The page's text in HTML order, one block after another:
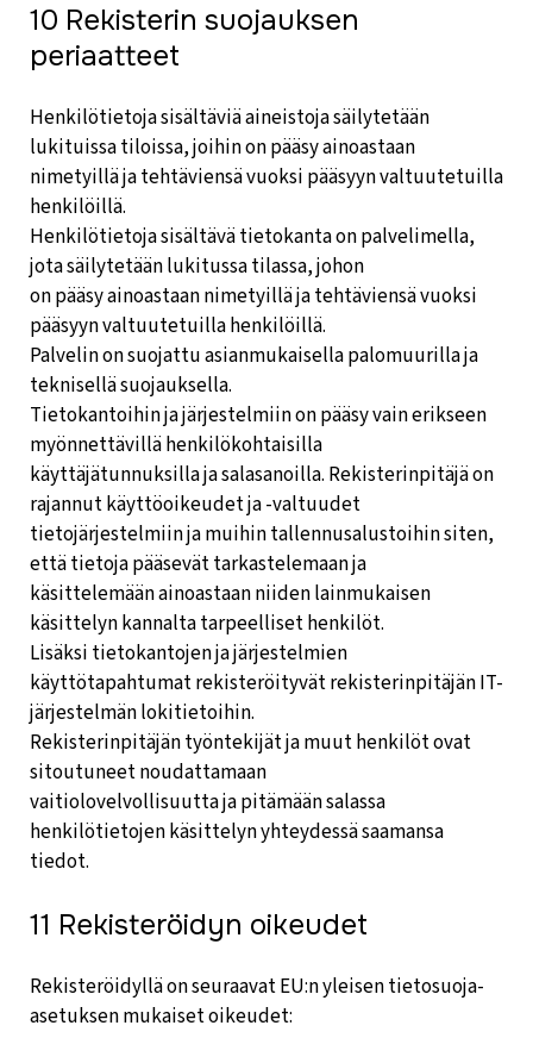
10 Rekisterin suojauksen
periaatteet
Henkilötietoja sisältäviä aineistoja säilytetään
lukituissa tiloissa, joihin on pääsy ainoastaan
nimetyillä ja tehtäviensä vuoksi pääsyyn valtuutetuilla
henkilöillä.
Henkilötietoja sisältävä tietokanta on palvelimella,
jota säilytetään lukitussa tilassa, johon
on pääsy ainoastaan nimetyillä ja tehtäviensä vuoksi
pääsyyn valtuutetuilla henkilöillä.
Palvelin on suojattu asianmukaisella palomuurilla ja
teknisellä suojauksella.
Tietokantoihin ja järjestelmiin on pääsy vain erikseen
myönnettävillä henkilökohtaisilla
käyttäjätunnuksilla ja salasanoilla. Rekisterinpitäjä on
rajannut käyttöoikeudet ja -valtuudet
tietojärjestelmiin ja muihin tallennusalustoihin siten,
että tietoja pääsevät tarkastelemaan ja
käsittelemään ainoastaan niiden lainmukaisen
käsittelyn kannalta tarpeelliset henkilöt.
Lisäksi tietokantojen ja järjestelmien
käyttötapahtumat rekisteröityvät rekisterinpitäjän IT-
järjestelmän lokitietoihin.
Rekisterinpitäjän työntekijät ja muut henkilöt ovat
sitoutuneet noudattamaan
vaitiolovelvollisuutta ja pitämään salassa
henkilötietojen käsittelyn yhteydessä saamansa
tiedot.
11 Rekisteröidyn oikeudet
Rekisteröidyllä on seuraavat EU:n yleisen tietosuoja-
asetuksen mukaiset oikeudet: